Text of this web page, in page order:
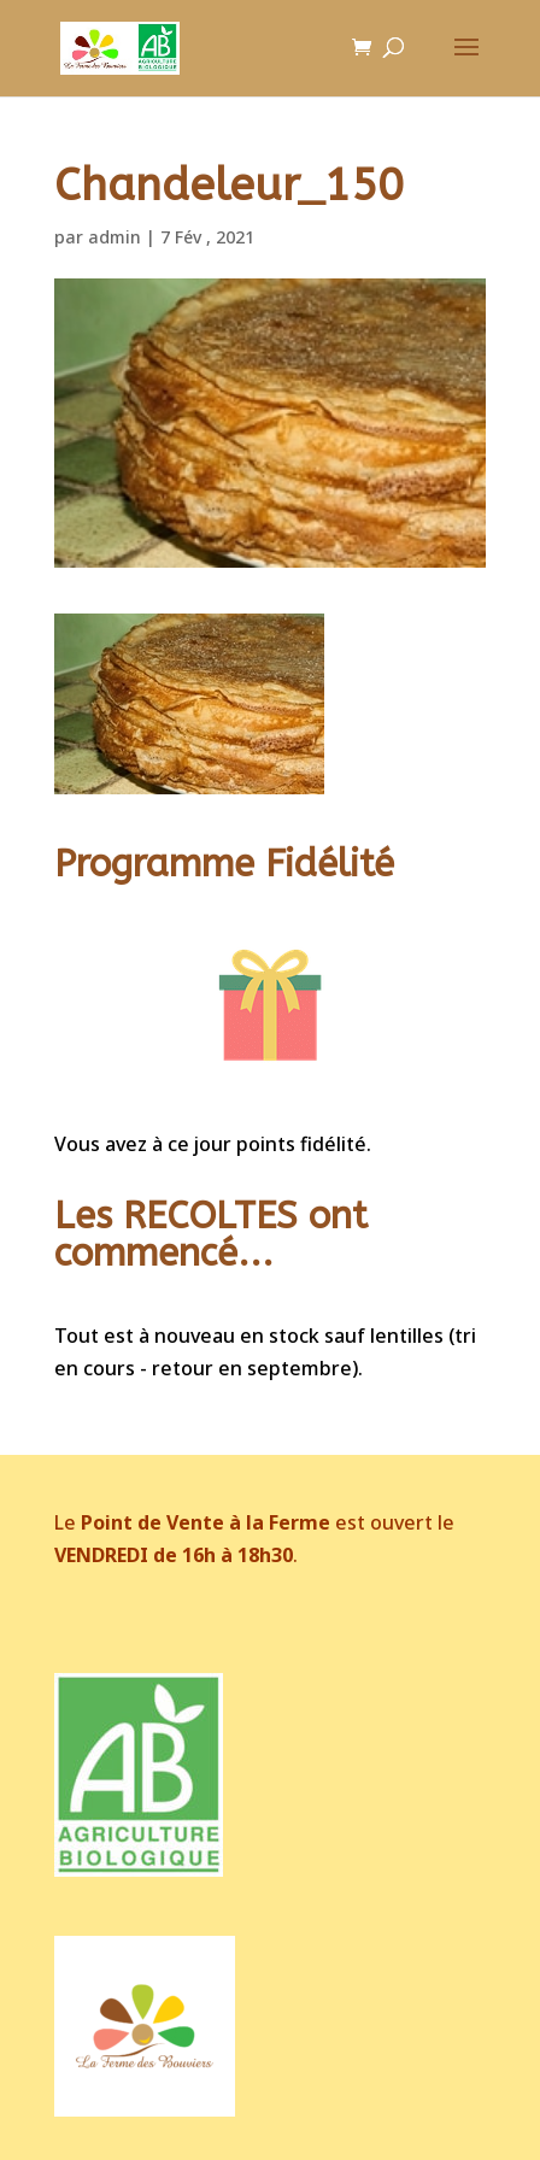
Chandeleur_150
par admin | 7 Fév , 2021
Programme Fidélité
Vous avez à ce jour points fidélité.
Les RECOLTES ont
commencé...
Tout est à nouveau en stock sauf lentilles (tri
en cours - retour en septembre).
Le Point de Vente à la Ferme est ouvert le
VENDREDI de 16h à 18h30.